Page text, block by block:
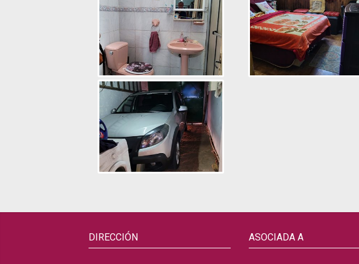
DIRECCIÓN ASOCIADA A